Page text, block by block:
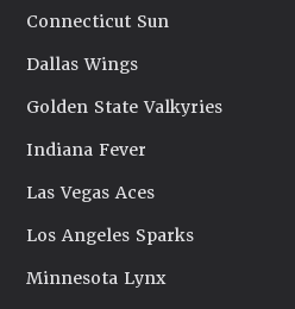
Connecticut Sun
Dallas Wings
Golden State Valkyries
Indiana Fever
Las Vegas Aces
Los Angeles Sparks
Minnesota Lynx